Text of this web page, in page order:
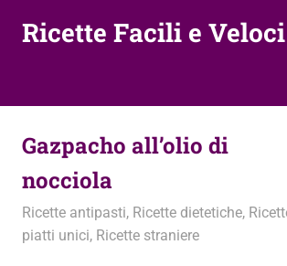
Ricette Facili e Veloci
Gazpacho all’olio di
nocciola
15 Aprile 2011
admin
Ricette antipasti, Ricette dietetiche,
piatti unici, Ricette straniere